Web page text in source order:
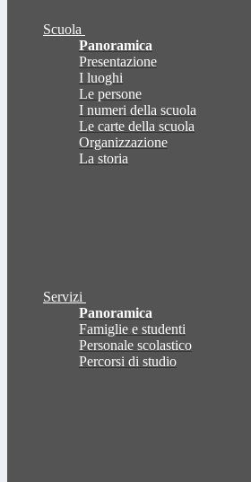
Scuola
Panoramica
Presentazione
I luoghi
Le persone
I numeri della scuola
Le carte della scuola
Organizzazione
La storia
Servizi
Panoramica
Famiglie e studenti
Personale scolastico
Percorsi di studio